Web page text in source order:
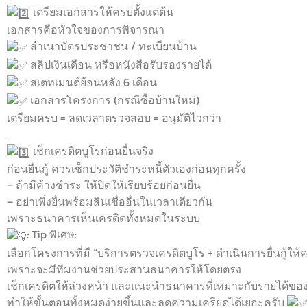
เตรียมเอกสารให้ครบตั้งแต่ต้น
เอกสารคือหัวใจของการพิจารณา
สำเนาบัตรประชาชน / ทะเบียนบ้าน
สลิปเงินเดือน หรือหนังสือรับรองรายได้
สเตทเมนต์ย้อนหลัง 6 เดือน
เอกสารโครงการ (กรณีซื้อบ้านใหม่)
เตรียมครบ = ลดเวลาตรวจสอบ = อนุมัติไวกว่า
.
เช็กเครดิตบูโรก่อนยื่นจริง
ก่อนยื่นกู้ ควรเช็กประวัติชำระหนี้ตัวเองก่อนทุกครั้ง
– ถ้ามีค้างชำระ ให้ปิดให้เรียบร้อยก่อนยื่น
– อย่าเพิ่งยื่นพร้อมสินเชื่ออื่นในเวลาเดียวกัน
เพราะธนาคารเห็นเครดิตทั้งหมดในระบบ
Tip พิเศษ:
เลือกโครงการที่มี “บริการตรวจเครดิตบูโร + ดำเนินการยื่นกู้ให้
เพราะจะมีทีมงานช่วยประสานธนาคารให้โดยตรง
เช็กเครดิตให้ล่วงหน้า และแนะนำธนาคารที่เหมาะกับรายได้ข
ทำให้ขั้นตอนทั้งหมดง่ายขึ้นและลดความเครียดได้เยอะครับ